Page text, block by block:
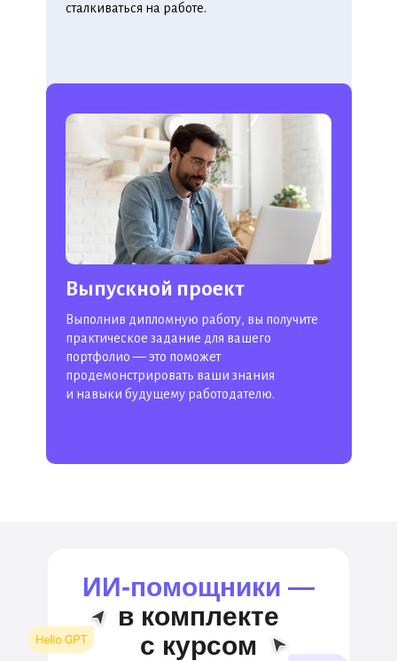
сталкиваться на работе.
Выпускной проект
Выполнив дипломную работу, вы получите
практическое задание для вашего
портфолио — это поможет
продемонстрировать ваши знания
и навыки будущему работодателю.
ИИ‑помощники —
в комплекте
с курсом